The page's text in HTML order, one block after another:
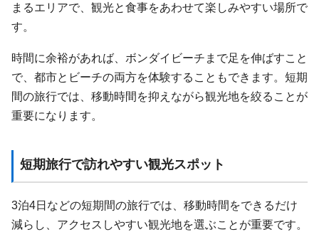
まるエリアで、観光と食事をあわせて楽しみやすい場所で
す。
時間に余裕があれば、ボンダイビーチまで足を伸ばすこと
で、都市とビーチの両方を体験することもできます。短期
間の旅行では、移動時間を抑えながら観光地を絞ることが
重要になります。
短期旅行で訪れやすい観光スポット
3泊4日などの短期間の旅行では、移動時間をできるだけ
減らし、アクセスしやすい観光地を選ぶことが重要です。